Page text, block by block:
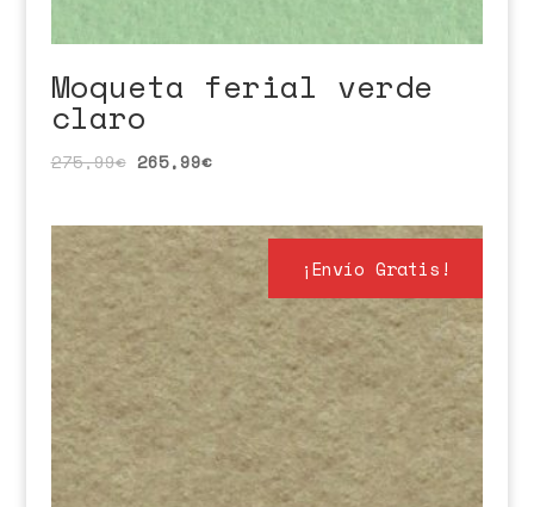
Moqueta ferial verde
claro
275,99€ 265,99€
¡Envío Gratis!